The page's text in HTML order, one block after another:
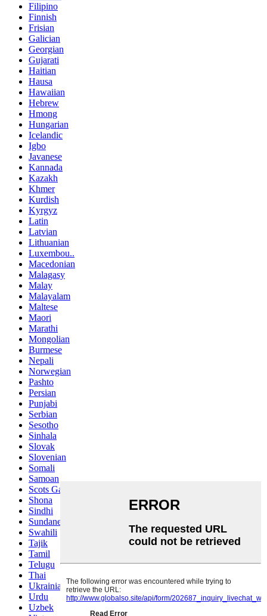
Filipino
Finnish
Frisian
Galician
Georgian
Gujarati
Haitian
Hausa
Hawaiian
Hebrew
Hmong
Hungarian
Icelandic
Igbo
Javanese
Kannada
Kazakh
Khmer
Kurdish
Kyrgyz
Latin
Latvian
Lithuanian
Luxembou..
Macedonian
Malagasy
Malay
Malayalam
Maltese
Maori
Marathi
Mongolian
Burmese
Nepali
Norwegian
Pashto
Persian
Punjabi
Serbian
Sesotho
Sinhala
Slovak
Slovenian
Somali
Samoan
Scots Gaelic
Shona
Sindhi
Sundanese
Swahili
Tajik
Tamil
Telugu
Thai
Ukrainian
Urdu
Uzbek